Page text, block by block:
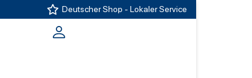
Deutscher Shop - Lokaler Service